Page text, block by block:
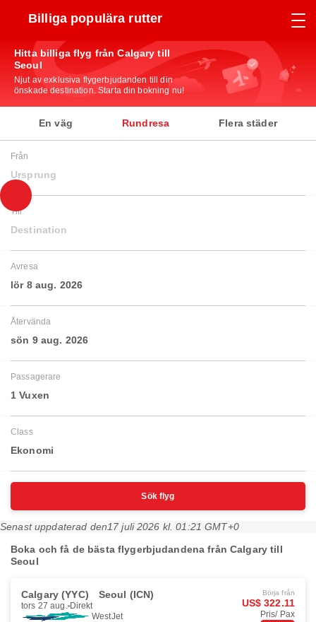
Billiga populära rutter
Hitta billiga flyg från Calgary till
Seoul
Njut av exklusiva flygerbjudanden till din
önskade destination. Starta din bokning nu!
En väg Rundresa Flera städer
Från
Ursprung
Till
Destination
Avresa
lör 8 aug. 2026
Återvända
sön 9 aug. 2026
Passagerare
1 Vuxen
Class
Ekonomi
Sök flyg
Senast uppdaterad den17 juli 2026 kl. 01:21 GMT+0
Boka och få de bästa flygerbjudandena från Calgary till
Seoul
Calgary (YYC) Seoul (ICN)
tors 27 aug. Direkt
WestJet
Börja från
US$ 322.11
Pris/ Pax